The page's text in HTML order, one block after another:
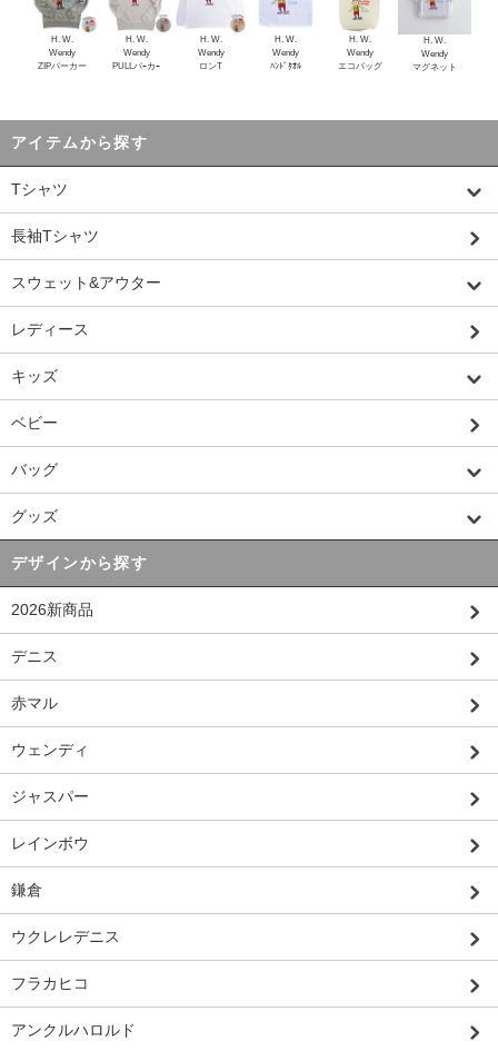
H. W.
Wendy
ZIPパーカー
H. W.
Wendy
PULLパｰカｰ
H. W.
Wendy
ロンT
H. W.
Wendy
ﾊﾝﾄﾞﾀｵﾙ
H. W.
Wendy
エコバッグ
H. W.
Wendy
マグネット
アイテムから探す
Tシャツ
長袖Tシャツ
スウェット&アウター
レディース
キッズ
ベビー
バッグ
グッズ
デザインから探す
2026新商品
デニス
赤マル
ウェンディ
ジャスパー
レインボウ
鎌倉
ウクレレデニス
フラカヒコ
アンクルハロルド